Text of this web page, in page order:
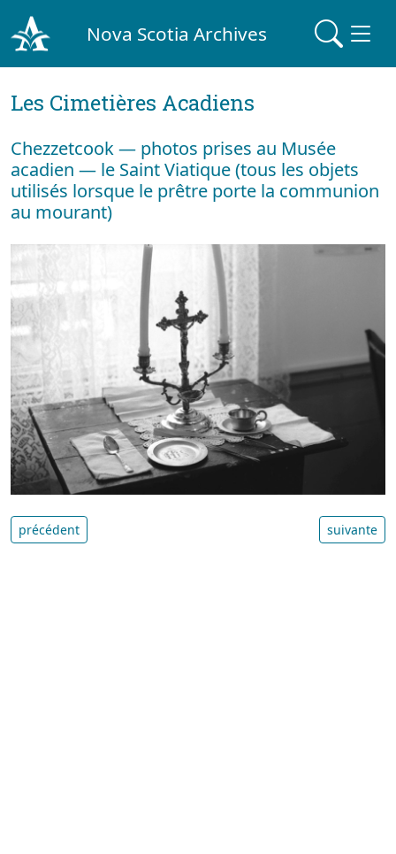
Nova Scotia Archives
Les Cimetières Acadiens
Chezzetcook — photos prises au Musée
acadien — le Saint Viatique (tous les objets
utilisés lorsque le prêtre porte la communion
au mourant)
précédent suivante